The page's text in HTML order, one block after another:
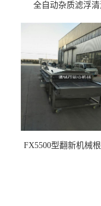
全自动杂质滤浮
FX5500型翻新机械